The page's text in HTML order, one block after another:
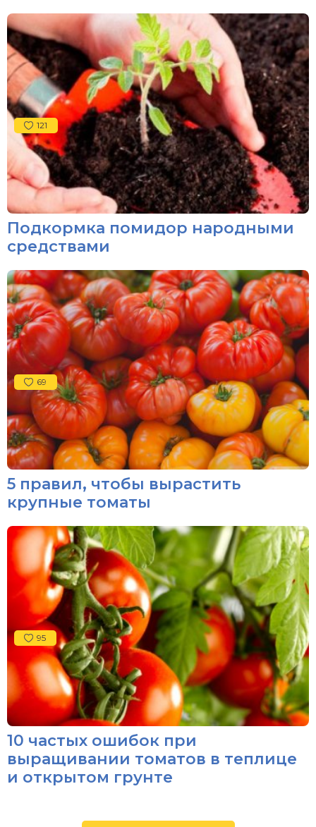
121
Подкормка помидор народными
средствами
69
5 правил, чтобы вырастить
крупные томаты
95
10 частых ошибок при
выращивании томатов в теплице
и открытом грунте